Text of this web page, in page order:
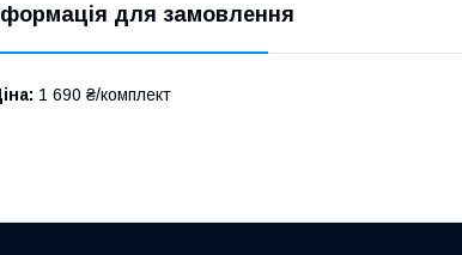
для замовлення
1 690 ₴/комплект